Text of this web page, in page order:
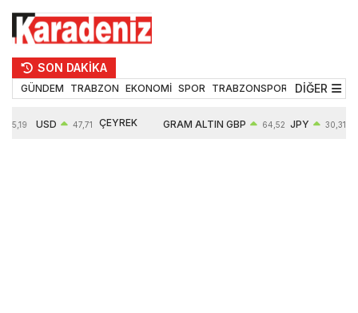
SON DAKİKA
GÜNDEM TRABZON EKONOMİ SPOR TRABZONSPOR TEKNOLOJİ
DİĞER
55,19 USD 47,71 ÇEYREK GRAM ALTIN GBP 64,52 JPY 30,31